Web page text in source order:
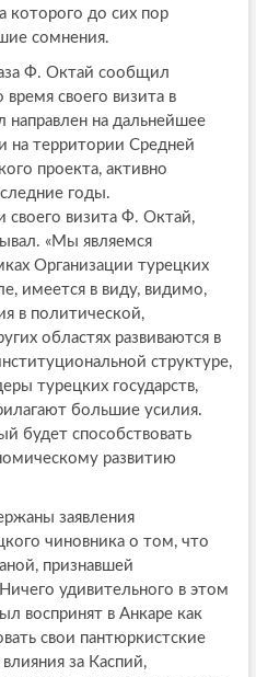
которого до сих пор
сомнения.
Ф. Октай сообщил
своего визита в
направлен на дальнейшее
на территории Средней
проекта, активно
годы.
своего визита Ф. Октай,
«Мы являемся
Организации турецких
имеется в виду, видимо,
в политической,
областях развиваются в
структуре,
турецких государств,
большие усилия.
будет способствовать
развитию
заявления
чиновника о том, что
признавшей
удивительного в этом
воспринят в Анкаре как
свои пантюркистские
за Каспий,